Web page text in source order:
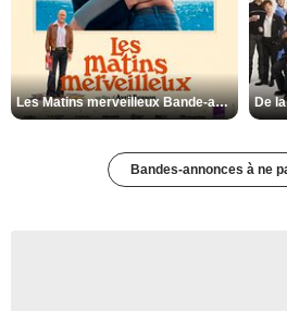
Les Matins merveilleux Bande-annonce VF
Bandes-annonces à ne